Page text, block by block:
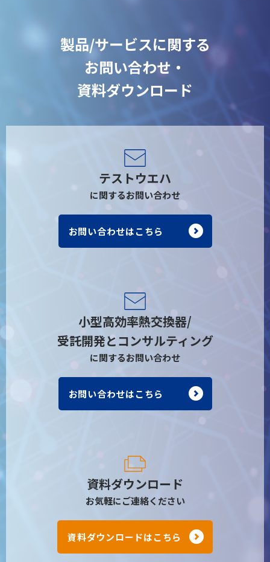
製品/サービスに関する
お問い合わせ・
資料ダウンロード
テストウエハ
に関するお問い合わせ
お問い合わせはこちら
小型高効率熱交換器/
受託開発とコンサルティング
に関するお問い合わせ
お問い合わせはこちら
資料ダウンロード
お気軽にご連絡ください
資料ダウンロードはこちら